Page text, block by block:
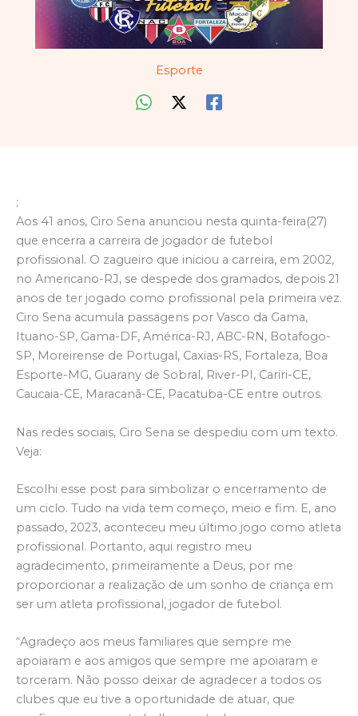
Esporte
;
Aos 41 anos, Ciro Sena anunciou nesta quinta-feira(27)
que encerra a carreira de jogador de futebol
profissional. O zagueiro que iniciou a carreira, em 2002,
no Americano-RJ, se despede dos gramados, depois 21
anos de ter jogado como profissional pela primeira vez.
Ciro Sena acumula passagens por Vasco da Gama,
Ituano-SP, Gama-DF, América-RJ, ABC-RN, Botafogo-
SP, Moreirense de Portugal, Caxias-RS, Fortaleza, Boa
Esporte-MG, Guarany de Sobral, River-PI, Cariri-CE,
Caucaia-CE, Maracanã-CE, Pacatuba-CE entre outros.
Nas redes sociais, Ciro Sena se despediu com um texto.
Veja:
Escolhi esse post para simbolizar o encerramento de
um ciclo. Tudo na vida tem começo, meio e fim. E, ano
passado, 2023, aconteceu meu último jogo como atleta
profissional. Portanto, aqui registro meu
agradecimento, primeiramente a Deus, por me
proporcionar a realização de um sonho de criança em
ser um atleta profissional, jogador de futebol.
“Agradeço aos meus familiares que sempre me
apoiaram e aos amigos que sempre me apoiaram e
torceram. Não posso deixar de agradecer a todos os
clubes que eu tive a oportunidade de atuar, que